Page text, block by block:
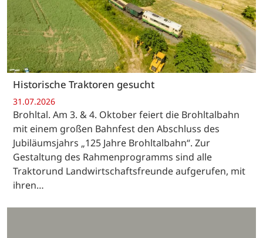
Historische Traktoren gesucht
31.07.2026
Brohltal. Am 3. & 4. Oktober feiert die Brohltalbahn
mit einem großen Bahnfest den Abschluss des
Jubiläumsjahrs „125 Jahre Brohltalbahn“. Zur
Gestaltung des Rahmenprogramms sind alle
Traktorund Landwirtschaftsfreunde aufgerufen, mit
ihren…